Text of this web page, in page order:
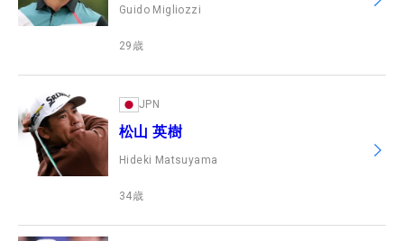
Guido Migliozzi
29 歳
JPN
松山 英樹
Hideki Matsuyama
34歳